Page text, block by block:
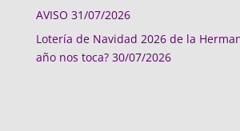
AVISO 31/07/2026
Lotería de Navidad 2026 de la
año nos toca? 30/07/2026